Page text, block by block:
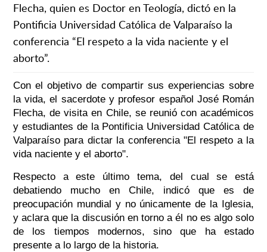
Flecha, quien es Doctor en Teología, dictó en la
Pontificia Universidad Católica de Valparaíso la
conferencia “El respeto a la vida naciente y el
aborto”.
Con el objetivo de compartir sus experiencias sobre
la vida, el sacerdote y profesor español José Román
Flecha, de visita en Chile, se reunió con académicos
y estudiantes de la Pontificia Universidad Católica de
Valparaíso para dictar la conferencia "El respeto a la
vida naciente y el aborto".
Respecto a este último tema, del cual se está
debatiendo mucho en Chile, indicó que es de
preocupación mundial y no únicamente de la Iglesia,
y aclara que la discusión en torno a él no es algo solo
de los tiempos modernos, sino que ha estado
presente a lo largo de la historia.